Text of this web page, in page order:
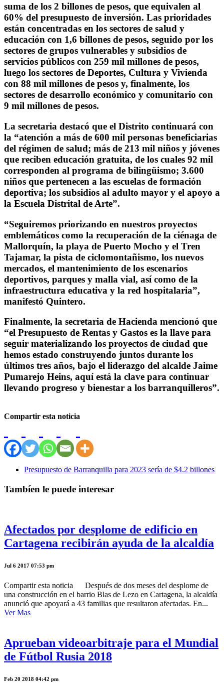
suma de los 2 billones de pesos, que equivalen al
60% del presupuesto de inversión. Las prioridades
están concentradas en los sectores de salud y
educación con 1,6 billones de pesos, seguido por los
sectores de grupos vulnerables y subsidios de
servicios públicos con 259 mil millones de pesos,
luego los sectores de Deportes, Cultura y Vivienda
con 88 mil millones de pesos y, finalmente, los
sectores de desarrollo económico y comunitario con
9 mil millones de pesos.
La secretaria destacó que el Distrito continuará con
la “atención a más de 600 mil personas beneficiarias
del régimen de salud; más de 213 mil niños y jóvenes
que reciben educación gratuita, de los cuales 92 mil
corresponden al programa de bilingüismo; 3.600
niños que pertenecen a las escuelas de formación
deportiva; los subsidios al adulto mayor y el apoyo a
la Escuela Distrital de Arte”.
“Seguiremos priorizando en nuestros proyectos
emblemáticos como la recuperación de la ciénaga de
Mallorquín, la playa de Puerto Mocho y el Tren
Tajamar, la pista de ciclomontañismo, los nuevos
mercados, el mantenimiento de los escenarios
deportivos, parques y malla vial, así como de la
infraestructura educativa y la red hospitalaria”,
manifestó Quintero.
Finalmente, la secretaria de Hacienda mencionó que
“el Presupuesto de Rentas y Gastos es la llave para
seguir materializando los proyectos de ciudad que
hemos estado construyendo juntos durante los
últimos tres años, bajo el liderazgo del alcalde Jaime
Pumarejo Heins, aquí está la clave para continuar
llevando progreso y bienestar a los barranquilleros”.
Compartir esta noticia
Presupuesto de Barranquilla para 2023 sería de $4.2 billones
Tambíen le puede interesar
Afectados por desplome de edificio en
Cartagena recibirán ayuda de la alcaldía
Jul 6 2017 07:53 pm
Compartir esta noticia Después de dos meses del desplome de
una construcción en el barrio Blas de Lezo en Cartagena, la alcaldía
anunció que apoyará a 43 familias que resultaron afectadas. En...
Ver Mas
Aprueban videoarbitraje para el Mundial
de Fútbol Rusia 2018
Feb 20 2018 04:42 pm